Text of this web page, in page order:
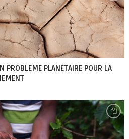
PROBLEME PLANETAIRE POUR LA